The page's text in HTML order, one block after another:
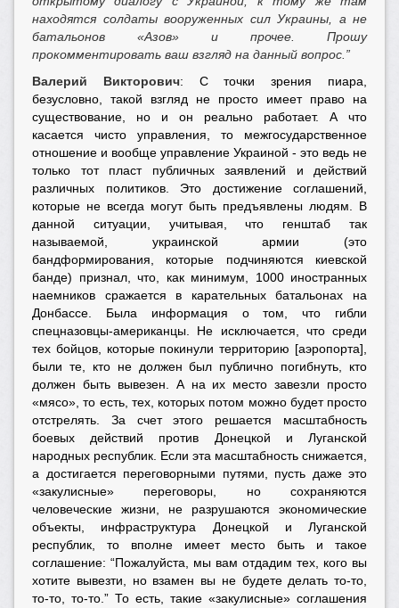
находятся солдаты вооруженных сил Украины, а не
батальонов «Азов» и прочее. Прошу
прокомментировать ваш взгляд на данный вопрос.”
Валерий Викторович: С точки зрения пиара,
безусловно, такой взгляд не просто имеет право на
существование, но и он реально работает. А что
касается чисто управления, то межгосударственное
отношение и вообще управление Украиной - это ведь не
только тот пласт публичных заявлений и действий
различных политиков. Это достижение соглашений,
которые не всегда могут быть предъявлены людям. В
данной ситуации, учитывая, что генштаб так
называемой, украинской армии (это
бандформирования, которые подчиняются киевской
банде) признал, что, как минимум, 1000 иностранных
наемников сражается в карательных батальонах на
Донбассе. Была информация о том, что гибли
спецназовцы-американцы. Не исключается, что среди
тех бойцов, которые покинули территорию [аэропорта],
были те, кто не должен был публично погибнуть, кто
должен быть вывезен. А на их место завезли просто
«мясо», то есть, тех, которых потом можно будет просто
отстрелять. За счет этого решается масштабность
боевых действий против Донецкой и Луганской
народных республик. Если эта масштабность снижается,
а достигается переговорными путями, пусть даже это
«закулисные» переговоры, но сохраняются
человеческие жизни, не разрушаются экономические
объекты, инфраструктура Донецкой и Луганской
республик, то вполне имеет место быть и такое
соглашение: “Пожалуйста, мы вам отдадим тех, кого вы
хотите вывезти, но взамен вы не будете делать то-то,
то-то, то-то.” То есть, такие «закулисные» соглашения